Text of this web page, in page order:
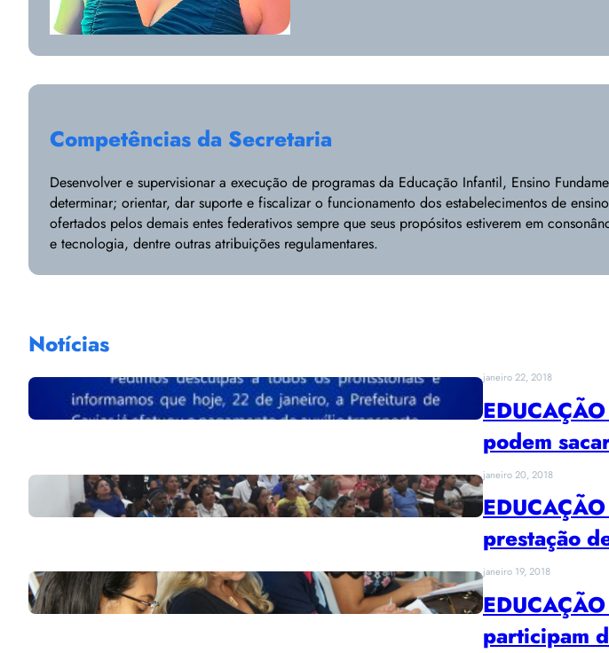
Competências da Secretaria
Desenvolver e supervisionar a execução de programas da Educação Infantil, Ensino
determinar; orientar, dar suporte e fiscalizar o funcionamento dos estabelecimentos de
ofertados pelos demais entes federativos sempre que seus propósitos estiverem em
e tecnologia, dentre outras atribuições regulamentares.
Notícias
janeiro 22, 2018
podem
janeiro 20, 2018
prestação
janeiro 19, 2018
participam